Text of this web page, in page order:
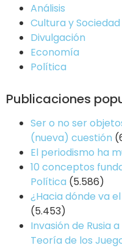
Análisis
Cultura y Sociedad
Divulgación
Economía
Política
Publicaciones
Ser o no ser
(nueva) cuestión
El periodismo ha
10 conceptos
Política (5.586)
¿Hacia dónde va
(5.453)
Invasión de Rusia
Teoría de los